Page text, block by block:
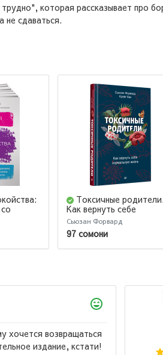
которая рассказывает про
не сдаваться.
и
без
Токсичные родители.
Как вернуть себе
нормальную жизнь
Сьюзан Форвард
97 сомони
Китоби бехтарин ба ман махкул шуд